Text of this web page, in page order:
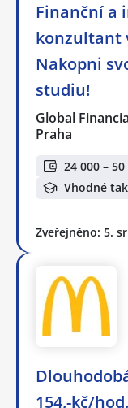
Finanční a
konzultant
Nakopni
studiu!
Global
Praha
24 000 –
Vhodné
Zveřejněno: 5.
154,-kč/